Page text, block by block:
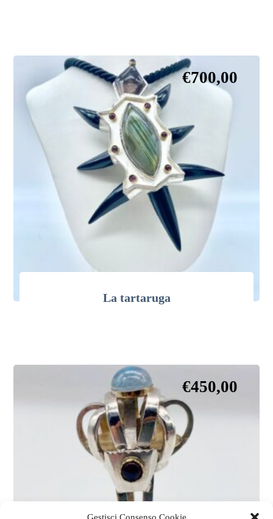
La tartaruga
€700,00
€450,00